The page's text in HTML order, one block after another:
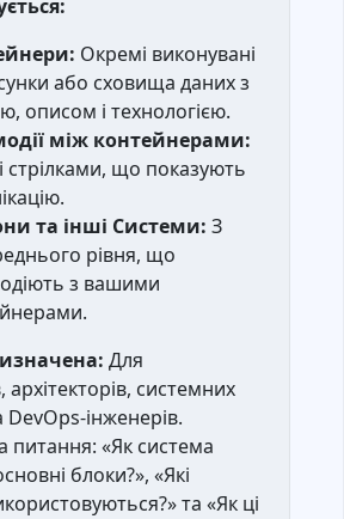
Окремі виконувані
або сховища даних з
описом і технологією.
між контейнерами:
стрілками, що показують
та інші Системи: З
рівня, що
з вашими
Для
архітекторів, системних
DevOps-інженерів.
питання: «Як система
блоки?», «Які
та «Як ці